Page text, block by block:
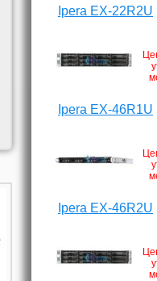
Ipera EX-22R2U
Ipera EX-46R1U
Ipera EX-46R2U